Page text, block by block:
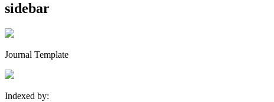
sidebar
Journal Template
Indexed by: